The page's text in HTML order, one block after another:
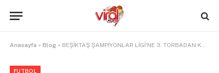
Anasayfa » Blog » BEŞİKTAŞ ŞAMPİYONLAR LİGİ'NE 3. TORBADAN KATILIYOR
FUTBOL